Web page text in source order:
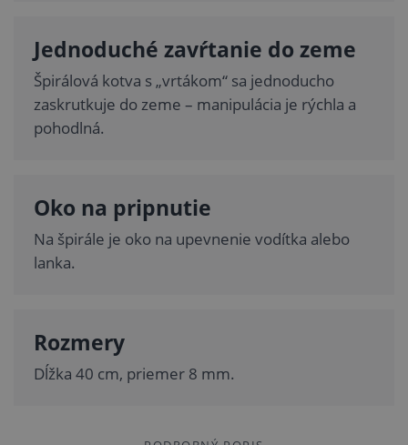
Jednoduché zavŕtanie do zeme
Špirálová kotva s „vrtákom“ sa jednoducho
zaskrutkuje do zeme – manipulácia je rýchla a
pohodlná.
Oko na pripnutie
Na špirále je oko na upevnenie vodítka alebo
lanka.
Rozmery
Dĺžka 40 cm, priemer 8 mm.